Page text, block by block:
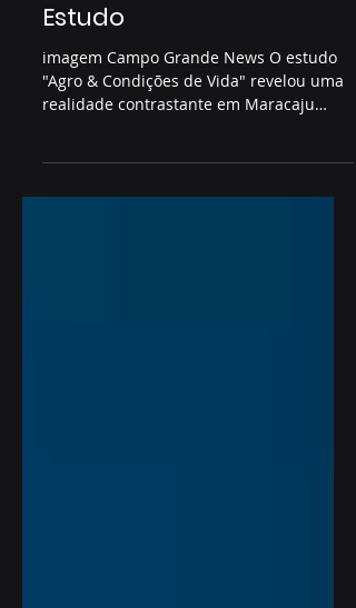
Estudo
imagem Campo Grande News O estudo
realidade contrastante em Maracaju